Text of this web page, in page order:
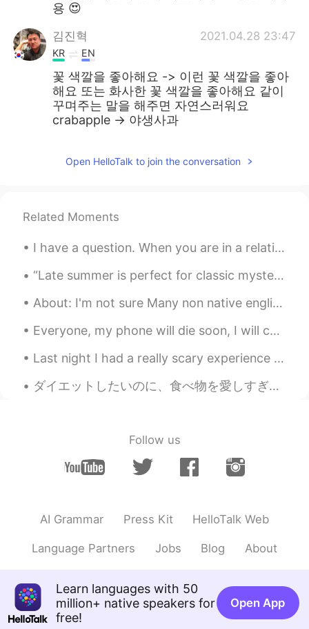
용 😍
김진혁 2021.04.28 23:47
KR EN
꽃 색깔을 좋아해요 -> 이런 꽃 색깔을 좋아
해요 또는 화사한 꽃 색깔을 좋아해요 같이
꾸며주는 말을 해주면 자연스러워요
crabapple -> 야생사과
Open HelloTalk to join the conversation
Related Moments
I have a question. When you are in a relationship would look to the future when you are with some...
“Late summer is perfect for classic mysteries . . . while big ambitious works of nonfiction are b...
About: I'm not sure Many non native english speakers say -I don't sure-👎 This might be becaus...
Everyone, my phone will die soon, I will charge it tomorrow. Please be patient and I will reply a...
Last night I had a really scary experience at a place in seomyeon, it was so hard for me because ...
ダイエットしたいのに、食べ物を愛しすぎて、なかなか痩せられないんです。 ガチでコース料理作るのが趣味で、汗かくし、顔もめちゃくちゃ油っぽくなって、女の子の趣味としてやっぱりあんまりかわいくないで...
Follow us
AI Grammar Press Kit HelloTalk Web
Language Partners Jobs Blog About
Learn languages with 50
million+ native speakers for
free!
Open App